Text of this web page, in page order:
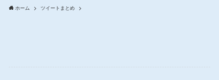
ホーム ツイートまとめ